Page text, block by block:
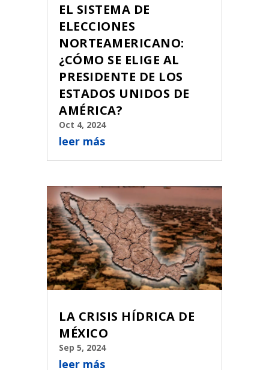
EL SISTEMA DE
ELECCIONES
NORTEAMERICANO:
¿CÓMO SE ELIGE AL
PRESIDENTE DE LOS
ESTADOS UNIDOS DE
AMÉRICA?
Oct 4, 2024
leer más
LA CRISIS HÍDRICA DE
MÉXICO
Sep 5, 2024
leer más